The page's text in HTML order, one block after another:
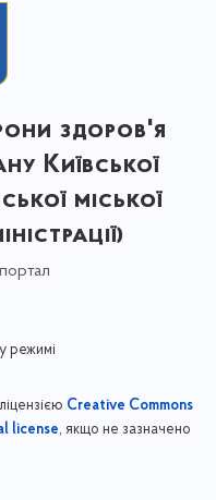
здоров'я
Київської
міської
режимі
Creative Commons
license, якщо не зазначено